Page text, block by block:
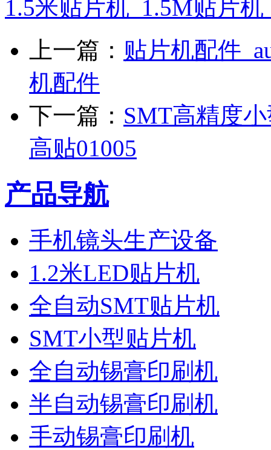
1.5米贴片机_1.5M贴片
上一篇： 贴片机配件
机配件
下一篇： SMT高精度
高贴01005
产品导航
手机镜头生产设备
1.2米LED贴片机
全自动SMT贴片机
SMT小型贴片机
全自动锡膏印刷机
半自动锡膏印刷机
手动锡膏印刷机